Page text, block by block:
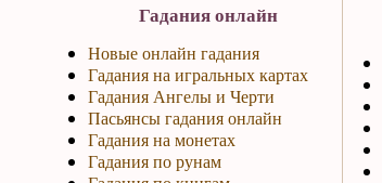
Гадания онлайн
Новые онлайн гадания
Гадания на игральных картах
Гадания Ангелы и Черти
Пасьянсы гадания онлайн
Гадания на монетах
Гадания по рунам